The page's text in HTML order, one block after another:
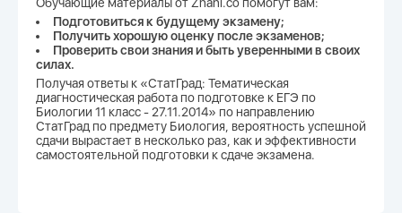
Подготовиться к будущему экзамену;
Получить хорошую оценку после экзаменов;
Проверить свои знания и быть уверенными в своих
силах.
Получая ответы к «СтатГрад: Тематическая
диагностическая работа по подготовке к ЕГЭ по
Биологии 11 класс - 27.11.2014» по направлению
СтатГрад по предмету Биология, вероятность успешной
сдачи вырастает в несколько раз, как и эффективности
самостоятельной подготовки к сдаче экзамена.